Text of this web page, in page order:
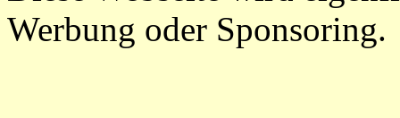
Werbung oder Sponsoring.